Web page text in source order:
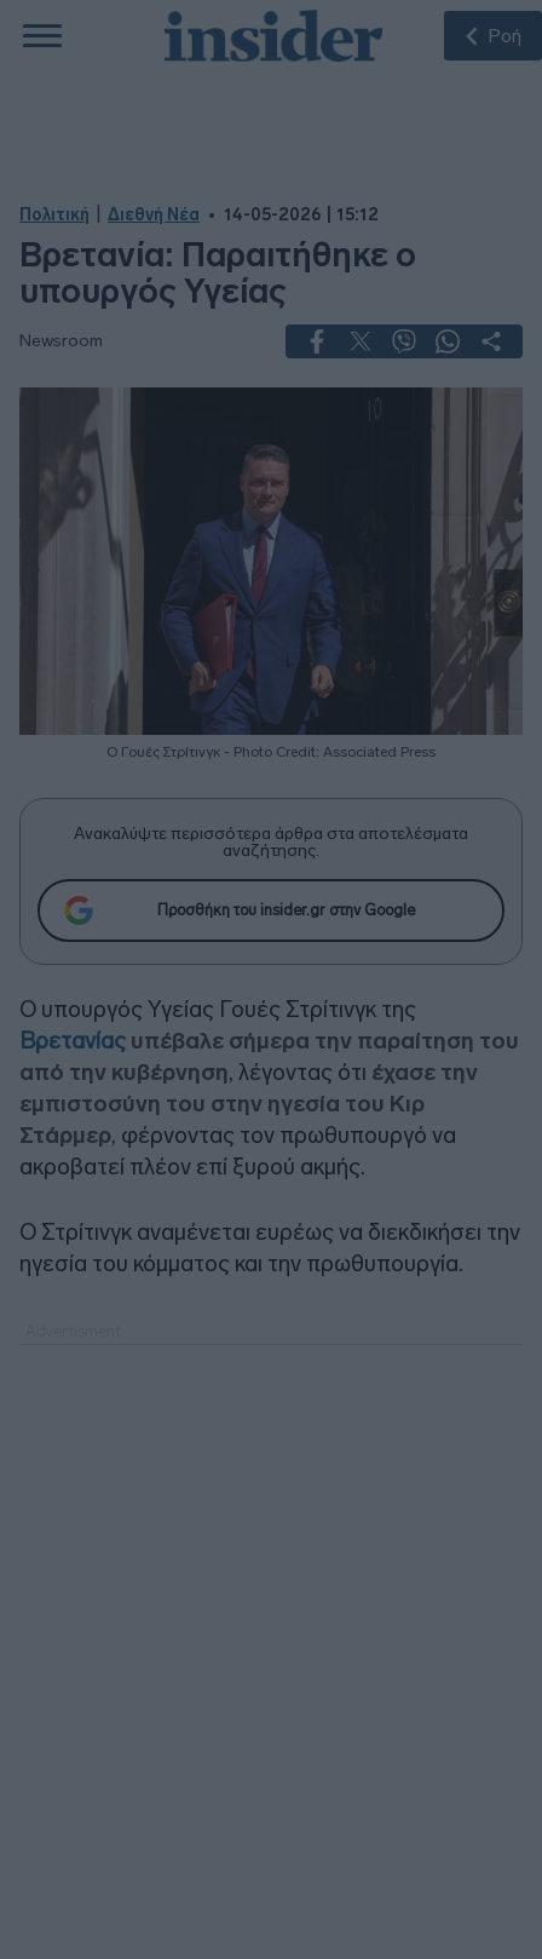
Ροή
Πολιτική Διεθνή Νέα 14-05-2026 | 15:12
Βρετανία: Παραιτήθηκε ο
υπουργός Υγείας
Newsroom
Ο Γουές Στρίτινγκ - Photo Credit: Associated Press
Ανακαλύψτε περισσότερα άρθρα στα αποτελέσματα
αναζήτησης.
Προσθήκη του insider.gr στην Google
Ο υπουργός Υγείας Γουές Στρίτινγκ της
Βρετανίας υπέβαλε σήμερα την παραίτηση του
από την κυβέρνηση, λέγοντας ότι έχασε την
εμπιστοσύνη του στην ηγεσία του Κιρ
Στάρμερ, φέρνοντας τον πρωθυπουργό να
ακροβατεί πλέον επί ξυρού ακμής.
Ο Στρίτινγκ αναμένεται ευρέως να διεκδικήσει την
ηγεσία του κόμματος και την πρωθυπουργία.